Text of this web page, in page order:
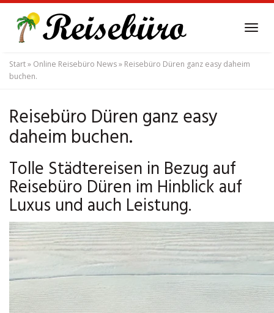
main
content
Start» Online Reisebüro News» Reisebüro Düren ganz easy daheim
buchen.
Reisebüro Düren ganz easy
daheim buchen.
Tolle Städtereisen in Bezug auf
Reisebüro Düren im Hinblick auf
Luxus und auch Leistung.